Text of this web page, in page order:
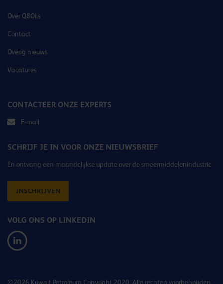
Over Q8Oils
Contact
Overig nieuws
Vacatures
CONTACTEER ONZE EXPERTS
E-mail
SCHRIJF JE IN VOOR ONZE NIEUWSBRIEF
En ontvang een maandelijkse update over de smeermiddelenindustrie
INSCHRIJVEN
VOLG ONS OP LINKEDIN
©2026 Kuwait Petroleum Copyright 2020. Alle rechten voorbehouden.